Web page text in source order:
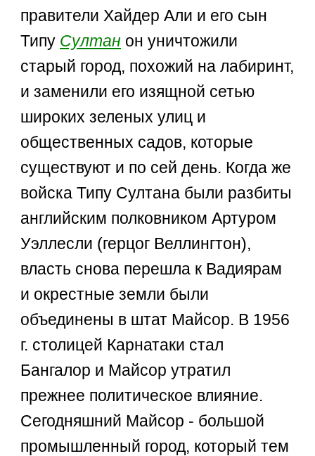
правители Хайдер Али и его сын
Типу Султан он уничтожили
старый город, похожий на лабиринт,
и заменили его изящной сетью
широких зеленых улиц и
общественных садов, которые
существуют и по сей день. Когда же
войска Типу Султана были разбиты
английским полковником Артуром
Уэллесли (герцог Веллингтон),
власть снова перешла к Вадиярам
и окрестные земли были
объединены в штат Майсор. В 1956
г. столицей Карнатаки стал
Бангалор и Майсор утратил
прежнее политическое влияние.
Сегодняшний Майсор - большой
промышленный город, который тем